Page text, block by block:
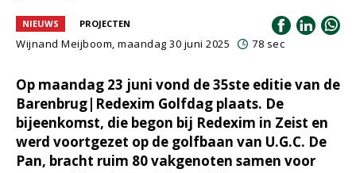
NIEUWS PROJECTEN
Wijnand Meijboom, maandag 30 juni 2025 78 sec
Op maandag 23 juni vond de 35ste editie van de
Barenbrug|Redexim Golfdag plaats. De
bijeenkomst, die begon bij Redexim in Zeist en
werd voortgezet op de golfbaan van U.G.C. De
Pan, bracht ruim 80 vakgenoten samen voor